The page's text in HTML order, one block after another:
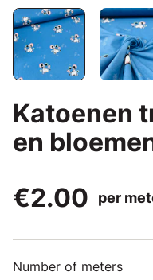
Katoenen
en
€2.00
per
Number of meters